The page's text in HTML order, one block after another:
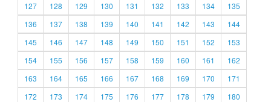
127
128 129 130 131 132 133 134
135
136
137 138 139 140 141 142 143
144
145
146 147 148 149 150 151 152
153
154
155 156 157 158 159 160 161
162
163
164 165 166 167 168 169 170
171
172
173 174 175 176 177 178 179
180